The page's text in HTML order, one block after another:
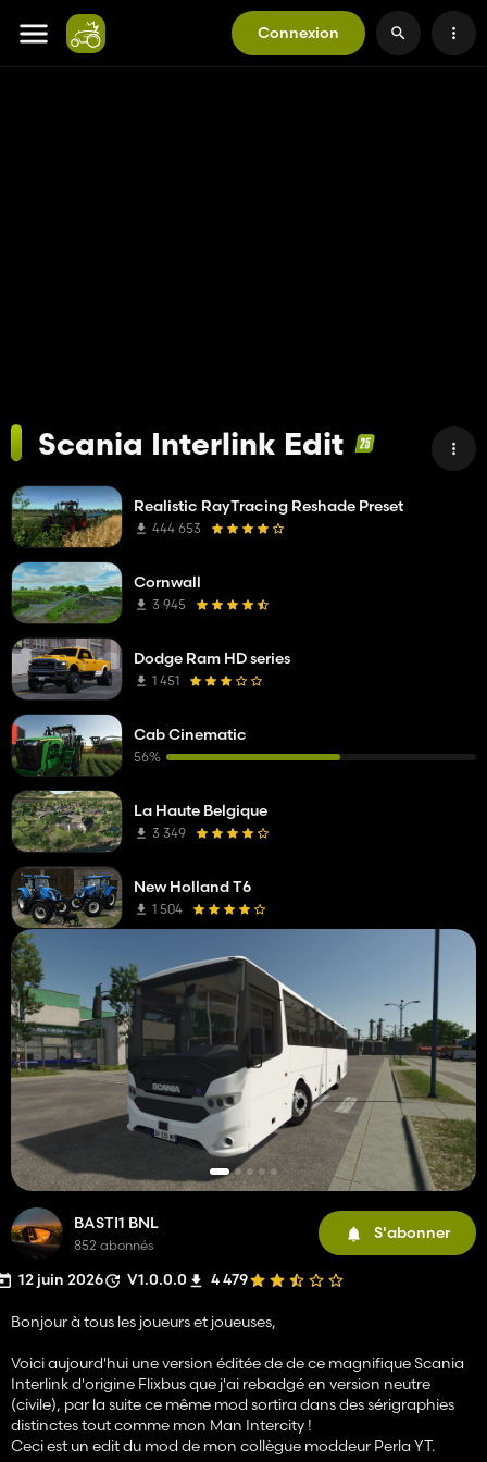
Connexion
Scania Interlink Edit
BASTI1 BNL
852 abonnés
S'abonner
12 juin 2026 V1.0.0.0 4 479
Bonjour à tous les joueurs et joueuses,
Voici aujourd'hui une version éditée de de ce magnifique Scania
Interlink d'origine Flixbus que j'ai rebadgé en version neutre
(civile), par la suite ce même mod sortira dans des sérigraphies
distinctes tout comme mon Man Intercity !
Ceci est un edit du mod de mon collègue moddeur Perla YT.
Realistic RayTracing Reshade Preset
444 653
Cornwall
3 945
Dodge Ram HD series
1 451
Cab Cinematic
56%
La Haute Belgique
3 349
New Holland T6
1 504